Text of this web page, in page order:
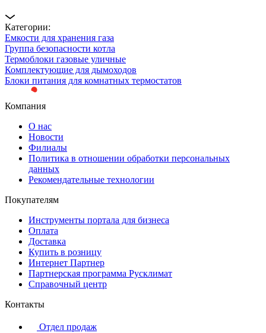
Категории:
Емкости для хранения газа
Группа безопасности котла
Термоблоки газовые уличные
Комплектующие для дымоходов
Блоки питания для комнатных термостатов
Компания
О нас
Новости
Филиалы
Политика в отношении обработки персональных
данных
Рекомендательные технологии
Покупателям
Инструменты портала для бизнеса
Оплата
Доставка
Купить в розницу
Интернет Партнер
Партнерская программа Русклимат
Справочный центр
Контакты
Отдел продаж